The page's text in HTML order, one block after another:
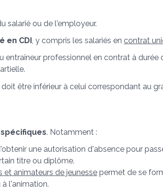
salarié ou de l'employeur.
en CDI , y compris les salariés en contrat
entraîneur professionnel en contrat à durée
être inférieur à celui correspondant au
. Notamment :
une autorisation d'absence pour
titre ou diplôme.
animateurs de jeunesse permet de se
l'animation.